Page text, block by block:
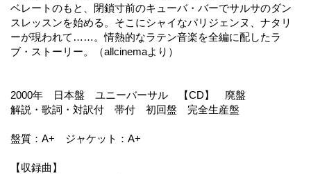
ベレートのもと、閉鎖寸前のキューバ・バーでサルサのダン
スレッスンを始める。そこにシャイなパリジェンヌ、ナタリ
ーが現われて……。情熱的なラテン音楽を全編に配したラ
ブ・ストーリー。（allcinemaより）
2000年 日本盤 ユニーバーサル 【CD】 廃盤
解説・歌詞・対訳付 帯付 初回盤 完全生産盤
盤質：A+ ジャケット：A+
【収録曲】